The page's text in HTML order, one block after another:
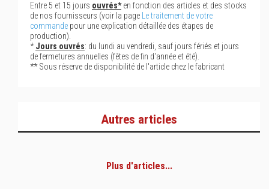
Entre 5 et 15 jours ouvrés*en fonction des articles et des stocks
de nos fournisseurs (voir la page
Le traitement de votre
commande pour une explication détaillée des étapes de
production).
*Jours ouvrés: du lundi au vendredi, sauf jours fériés et jours
de fermetures annuelles (fêtes de fin d'année et été).
** Sous réserve de disponibilité de l'article chez le fabricant
Autres articles
Plus d'articles...